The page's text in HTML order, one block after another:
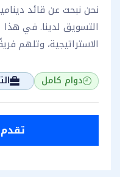
نحن نبحث عن قائد
التسويق لدينا. في هذا
الاستراتيجية، وتلهم
دوام كامل